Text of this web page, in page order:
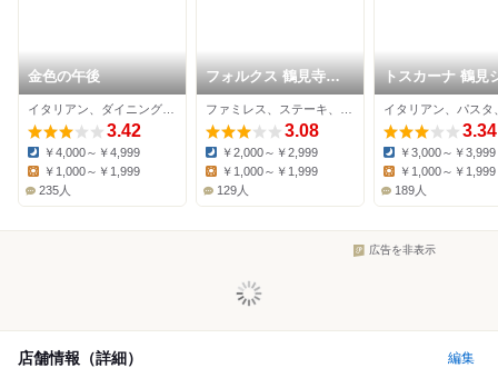
金色の午後
3.42
Dinner:
￥4,000～￥4,999
￥1,000～￥1,999
235人
フォルクス 鶴見寺尾
店
3.08
Dinner:
￥2,000～￥2,999
￥1,000～￥1,999
129人
トスカーナ 鶴見
ル店
イタリアン、パスタ
3.34
Dinner:
￥3,000～￥3,999
￥1,000～￥1,999
189人
広告を非表示
店舗情報（詳細） 編集